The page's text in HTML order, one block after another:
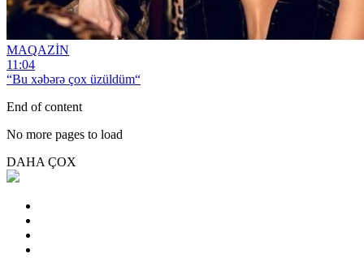
MAQAZİN
11:04
“Bu xəbərə çox üzüldüm“
End of content
No more pages to load
DAHA ÇOX